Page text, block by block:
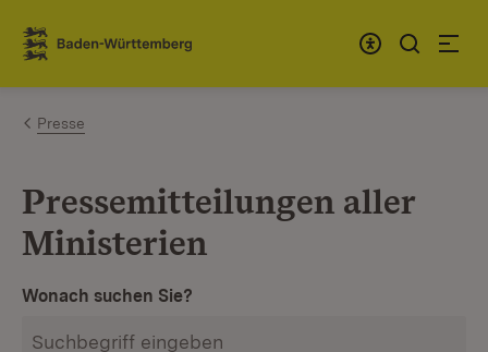
Zum Inhalt springen
Link zur Startseite
Presse
Pressemitteilungen aller
Ministerien
Wonach suchen Sie?